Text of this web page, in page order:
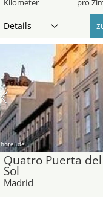
Kilometer pro
Details
hotel.de
Quatro Puerta del
Sol
Madrid